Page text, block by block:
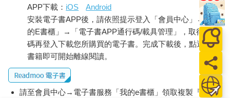
APP下載： iOS
Android
安裝電子書APP後，請依照提示登入「會員中心」→「我
的E書櫃」→「電子書APP通行碼/載具管理」，取得通行
碼再登入下載您所購買的電子書。完成下載後，點選任一
書籍即可開始離線閱讀。
請至會員中心→電子書服務「我的e書櫃」領取複製『兌換